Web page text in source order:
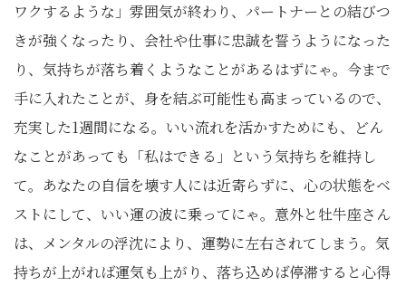
ワクするような」雰囲気が終わり、パートナーとの結びつ
きが強くなったり、会社や仕事に忠誠を誓うようになった
り、気持ちが落ち着くようなことがあるはずにゃ。今まで
手に入れたことが、身を結ぶ可能性も高まっているので、
充実した1週間になる。いい流れを活かすためにも、どん
なことがあっても「私はできる」という気持ちを維持し
て。あなたの自信を壊す人には近寄らずに、心の状態をベ
ストにして、いい運の波に乗ってにゃ。意外と牡牛座さん
は、メンタルの浮沈により、運勢に左右されてしまう。気
持ちが上がれば運気も上がり、落ち込めば停滞すると心得